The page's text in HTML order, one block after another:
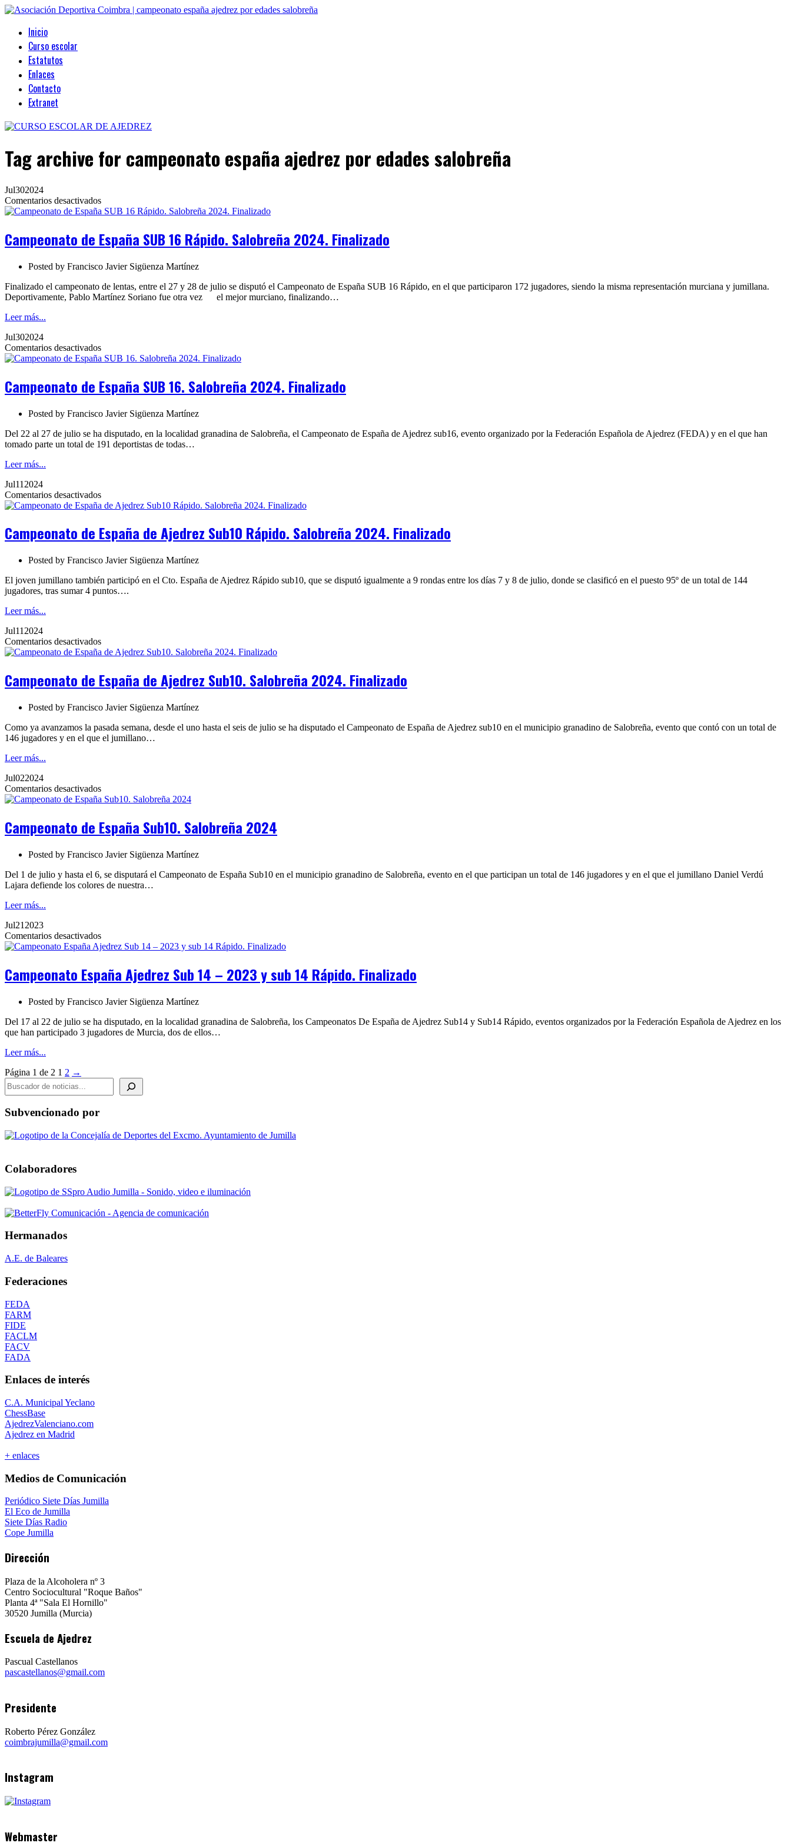
Inicio
Curso escolar
Estatutos
Enlaces
Contacto
Extranet
Tag archive for campeonato españa ajedrez por edades salobreña
Jul302024
Comentarios desactivadosen
Campeonato
SUB
Rápido.
Salobreña
2024.
Finalizado
Campeonato de España SUB 16 Rápido. Salobreña 2024. Finalizado
Posted by Francisco Javier Sigüenza Martínez
Finalizado el campeonato de lentas, entre el 27 y 28 de julio se disputó el Campeonato de España SUB 16 Rápido, en el que participaron 172 jugadores, siendo la misma representación murciana y jumillana.
Deportivamente, Pablo Martínez Soriano fue otra vez el mejor murciano, finalizando…
Leer más...
Jul302024
Comentarios desactivadosen
Campeonato
SUB
Salobreña
Finalizado
Campeonato de España SUB 16. Salobreña 2024. Finalizado
Posted by Francisco Javier Sigüenza Martínez
Del 22 al 27 de julio se ha disputado, en la localidad granadina de Salobreña, el Campeonato de España de Ajedrez sub16, evento organizado por la Federación Española de Ajedrez (FEDA) y en el que han
tomado parte un total de 191 deportistas de todas…
Leer más...
Jul11 2024
Comentarios desactivadosen
Campeonato
España
de
Sub10
Salobreña
2024.
Campeonato de España de Ajedrez Sub10 Rápido. Salobreña 2024. Finalizado
Posted by Francisco Javier Sigüenza Martínez
El joven jumillano también participó en el Cto. España de Ajedrez Rápido sub10, que se disputó igualmente a 9 rondas entre los días 7 y 8 de julio, donde se clasificó en el puesto 95º de un total de 144
jugadores, tras sumar 4 puntos….
Leer más...
Jul11 2024
Comentarios desactivadosen
Campeonato
de
Sub10.
Salobreña
2024.
Finalizado
Campeonato de España de Ajedrez Sub10. Salobreña 2024. Finalizado
Posted by Francisco Javier Sigüenza Martínez
Como ya avanzamos la pasada semana, desde el uno hasta el seis de julio se ha disputado el Campeonato de España de Ajedrez sub10 en el municipio granadino de Salobreña, evento que contó con un total de
146 jugadores y en el que el jumillano…
Leer más...
Jul022024
Comentarios desactivadosen
Campeonato
Sub10.
2024
Campeonato de España Sub10. Salobreña 2024
Posted by Francisco Javier Sigüenza Martínez
Del 1 de julio y hasta el 6, se disputará el Campeonato de España Sub10 en el municipio granadino de Salobreña, evento en el que participan un total de 146 jugadores y en el que el jumillano Daniel Verdú
Lajara defiende los colores de nuestra…
Leer más...
Jul21 2023
Comentarios desactivadosen
Campeonato
Sub
–
y
sub
Campeonato España Ajedrez Sub 14 – 2023 y sub 14 Rápido. Finalizado
Posted by Francisco Javier Sigüenza Martínez
Del 17 al 22 de julio se ha disputado, en la localidad granadina de Salobreña, los Campeonatos De España de Ajedrez Sub14 y Sub14 Rápido, eventos organizados por la Federación Española de Ajedrez en los
que han participado 3 jugadores de Murcia, dos de ellos…
Leer más...
Página 1 de 2 1 2 →
BUSCADOR DE NOTICIAS
Subvencionado por
Colaboradores
Hermanados
A.E. de Baleares
Federaciones
FEDA
FARM
FIDE
FACLM
FACV
FADA
Enlaces de interés
C.A. Municipal Yeclano
ChessBase
AjedrezValenciano.com
Ajedrez en Madrid
+ enlaces
Medios de Comunicación
Periódico Siete Días Jumilla
El Eco de Jumilla
Siete Días Radio
Cope Jumilla
Dirección
Plaza de la Alcoholera nº 3
Centro Sociocultural "Roque Baños"
Planta 4ª "Sala El Hornillo"
30520 Jumilla (Murcia)
Escuela de Ajedrez
Pascual Castellanos
pascastellanos@gmail.com
Presidente
Roberto Pérez González
coimbrajumilla@gmail.com
Instagram
Webmaster